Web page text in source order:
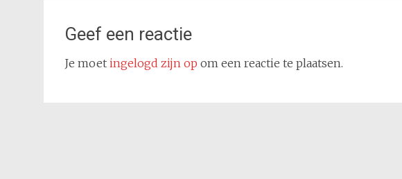
Geef een reactie
Je moet ingelogd zijn op om een reactie te plaatsen.